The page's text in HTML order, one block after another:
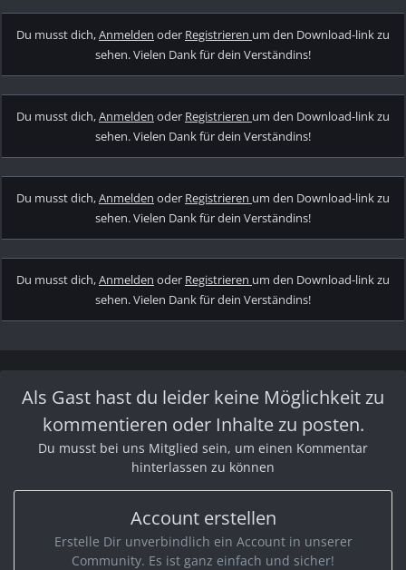
Du musst dich,Anmelden oder Registrieren um den Download-link zu
sehen. Vielen Dank für dein Verständins!
Du musst dich,Anmelden oder Registrieren um den Download-link zu
sehen. Vielen Dank für dein Verständins!
Du musst dich,Anmelden oder Registrieren um den Download-link zu
sehen. Vielen Dank für dein Verständins!
Du musst dich,Anmelden oder Registrieren um den Download-link zu
sehen. Vielen Dank für dein Verständins!
Als Gast hast du leider keine Möglichkeit zu
kommentieren oder Inhalte zu posten.
Du musst bei uns Mitglied sein, um einen Kommentar
hinterlassen zu können
Account erstellen
Erstelle Dir unverbindlich ein Account in unserer
Community. Es ist ganz einfach und sicher!